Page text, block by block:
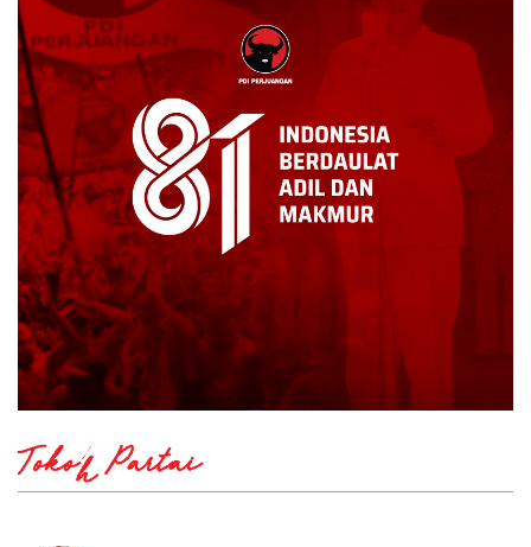
Tokoh Partai